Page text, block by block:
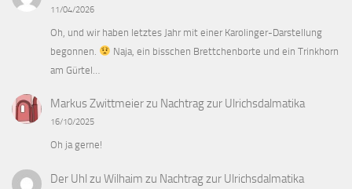
11/04/2026
Oh, und wir haben letztes Jahr mit einer Karolinger-Darstellung
begonnen.
Naja, ein bisschen Brettchenborte und ein Trinkhorn
am Gürtel…
Markus Zwittmeierzu Nachtrag zur Ulrichsdalmatika
16/10/2025
Oh ja gerne!
Der Uhl zu Wilhaim zu Nachtrag zur Ulrichsdalmatika